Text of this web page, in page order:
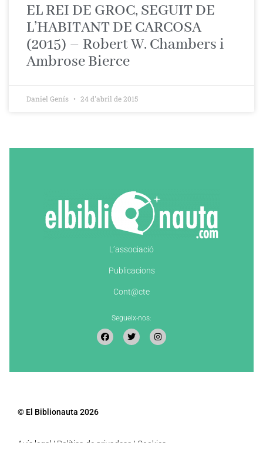
EL REI DE GROC, SEGUIT DE
L’HABITANT DE CARCOSA
(2015) – Robert W. Chambers i
Ambrose Bierce
Daniel Genís 24 d'abril de 2015
L’associació
Publicacions
Cont@cte
Segueix-nos:
© El Biblionauta 2026
Avís legal | Política de privadesa | Cookies